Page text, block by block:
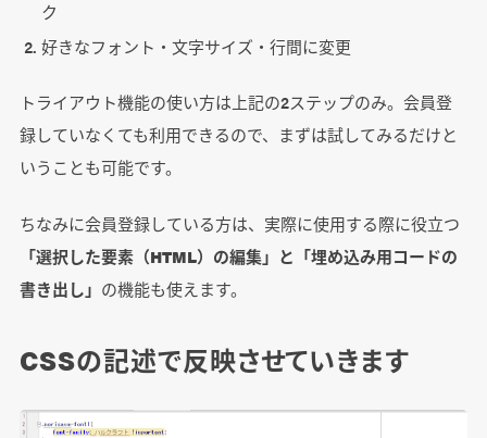
ク
好きなフォント・文字サイズ・行間に変更
トライアウト機能の使い方は上記の2ステップのみ。会員登
録していなくても利用できるので、まずは試してみるだけと
いうことも可能です。
ちなみに会員登録している方は、実際に使用する際に役立つ
「選択した要素（HTML）の編集」と「埋め込み用コードの
書き出し」 の機能も使えます。
CSSの記述で反映させていきます